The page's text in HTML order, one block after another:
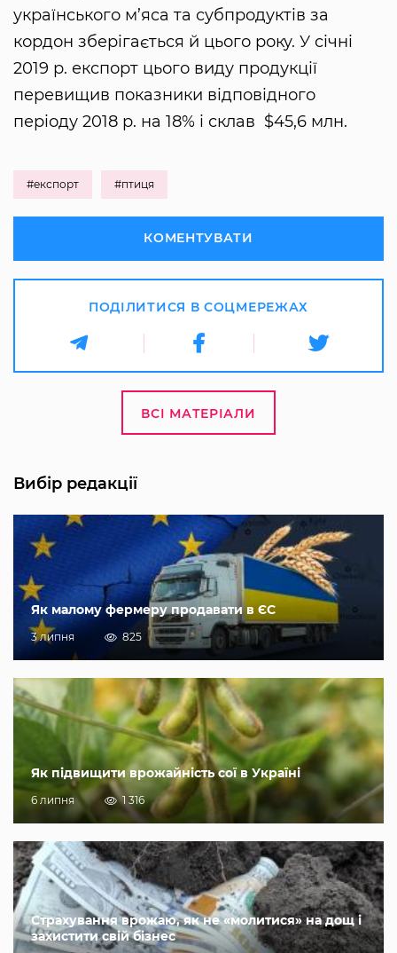
українського м’яса та субпродуктів за
кордон зберігається й цього року. У січні
2019 р. експорт цього виду продукції
перевищив показники відповідного
періоду 2018 р. на 18% і склав $45,6 млн.
#експорт #птиця
КОМЕНТУВАТИ
ПОДІЛИТИСЯ В СОЦМЕРЕЖАХ
ВСІ МАТЕРІАЛИ
Вибір редакції
Як малому фермеру продавати в ЄС
3 липня 825
Як підвищити врожайність сої в Україні
6 липня 1 316
Страхування врожаю, як не «молитися» на дощ і
захистити свій бізнес